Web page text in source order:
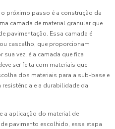
próximo passo é a construção da
camada de material granular que
pavimentação. Essa camada é
cascalho, que proporcionam
vez, é a camada que fica
ser feita com materiais que
dos materiais para a sub-base e
e a durabilidade da
a aplicação do material de
pavimento escolhido, essa etapa